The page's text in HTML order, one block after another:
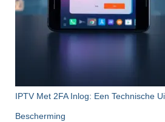
IPTV Met 2FA Inlog: Een Technische
Bescherming